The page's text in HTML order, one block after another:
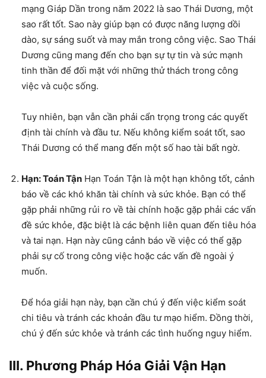
mạng Giáp Dần trong năm 2022 là sao Thái Dương, một
sao rất tốt. Sao này giúp bạn có được năng lượng dồi
dào, sự sáng suốt và may mắn trong công việc. Sao Thái
Dương cũng mang đến cho bạn sự tự tin và sức mạnh
tinh thần để đối mặt với những thử thách trong công
việc và cuộc sống.
Tuy nhiên, bạn vẫn cần phải cẩn trọng trong các quyết
định tài chính và đầu tư. Nếu không kiểm soát tốt, sao
Thái Dương có thể mang đến một số hao tài bất ngờ.
Hạn: Toán Tận Hạn Toán Tận là một hạn không tốt, cảnh
báo về các khó khăn tài chính và sức khỏe. Bạn có thể
gặp phải những rủi ro về tài chính hoặc gặp phải các vấn
đề sức khỏe, đặc biệt là các bệnh liên quan đến tiêu hóa
và tai nạn. Hạn này cũng cảnh báo về việc có thể gặp
phải sự cố trong công việc hoặc các vấn đề ngoài ý
muốn.
Để hóa giải hạn này, bạn cần chú ý đến việc kiểm soát
chi tiêu và tránh các khoản đầu tư mạo hiểm. Đồng thời,
chú ý đến sức khỏe và tránh các tình huống nguy hiểm.
III. Phương Pháp Hóa Giải Vận Hạn